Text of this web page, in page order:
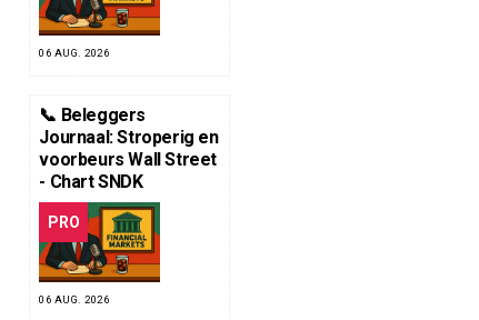
06 AUG. 2026
📞 Beleggers
Journaal: Stroperig en
voorbeurs Wall Street
- Chart SNDK
PRO
06 AUG. 2026